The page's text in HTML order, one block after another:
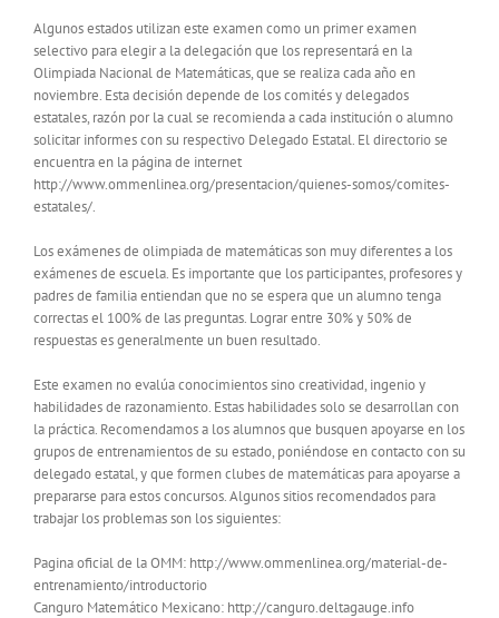
Algunos estados utilizan este examen como un primer examen
selectivo para elegir a la delegación que los representará en la
Olimpiada Nacional de Matemáticas, que se realiza cada año en
noviembre. Esta decisión depende de los comités y delegados
estatales, razón por la cual se recomienda a cada institución o alumno
solicitar informes con su respectivo Delegado Estatal. El directorio se
encuentra en la página de internet
http://www.ommenlinea.org/presentacion/quienes-somos/comites-
estatales/.
Los exámenes de olimpiada de matemáticas son muy diferentes a los
exámenes de escuela. Es importante que los participantes, profesores y
padres de familia entiendan que no se espera que un alumno tenga
correctas el 100% de las preguntas. Lograr entre 30% y 50% de
respuestas es generalmente un buen resultado.
Este examen no evalúa conocimientos sino creatividad, ingenio y
habilidades de razonamiento. Estas habilidades solo se desarrollan con
la práctica. Recomendamos a los alumnos que busquen apoyarse en los
grupos de entrenamientos de su estado, poniéndose en contacto con su
delegado estatal, y que formen clubes de matemáticas para apoyarse a
prepararse para estos concursos. Algunos sitios recomendados para
trabajar los problemas son los siguientes:
Pagina oficial de la OMM: http://www.ommenlinea.org/material-de-
entrenamiento/introductorio
Canguro Matemático Mexicano: http://canguro.deltagauge.info